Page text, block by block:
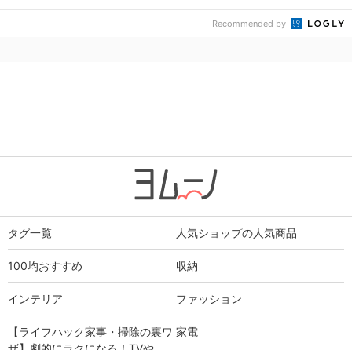
Recommended by
タグ一覧 人気ショップの人気商品
100均おすすめ 収納
インテリア ファッション
【ライフハック家事・掃除の裏ワ 家電